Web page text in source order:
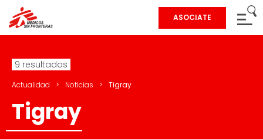
ASOCIATE
9 resultados
Actualidad > Noticias > Tigray
Tigray